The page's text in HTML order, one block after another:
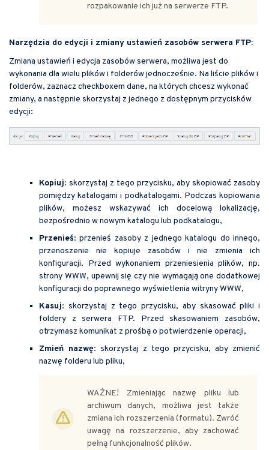
rozpakowanie ich już na serwerze FTP.
Narzędzia do edycji i zmiany ustawień zasobów serwera FTP:
Zmiana ustawień i edycja zasobów serwera, możliwa jest do
wykonania dla wielu plików i folderów jednocześnie. Na liście plików i
folderów, zaznacz checkboxem dane, na których chcesz wykonać
zmiany, a następnie skorzystaj z jednego z dostępnym przycisków
edycji:
Kopiuj: skorzystaj z tego przycisku, aby skopiować zasoby
pomiędzy katalogami i podkatalogami. Podczas kopiowania
plików, możesz wskazywać ich docelową lokalizację,
bezpośrednio w nowym katalogu lub podkatalogu,
Przenieś: przenieś zasoby z jednego katalogu do innego,
przenoszenie nie kopiuje zasobów i nie zmienia ich
konfiguracji. Przed wykonaniem przeniesienia plików, np.
strony WWW, upewnij się czy nie wymagają one dodatkowej
konfiguracji do poprawnego wyświetlenia witryny WWW,
Kasuj: skorzystaj z tego przycisku, aby skasować pliki i
foldery z serwera FTP. Przed skasowaniem zasobów,
otrzymasz komunikat z prośbą o potwierdzenie operacji,
Zmień nazwę: skorzystaj z tego przycisku, aby zmienić
nazwę folderu lub pliku,
WAŻNE! Zmieniając nazwę pliku lub
archiwum danych, możliwa jest także
zmiana ich rozszerzenia (formatu). Zwróć
uwagę na rozszerzenie, aby zachować
pełną funkcjonalność plików.